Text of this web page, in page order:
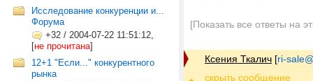
Исследование конкуренции и...
Форума
+32 / 2004-07-22 11:51:12,
[не прочитана]
12+1 "Если..." конкурентного
рынка
[Показать все ответы на
Ксения Ткалич [ri-